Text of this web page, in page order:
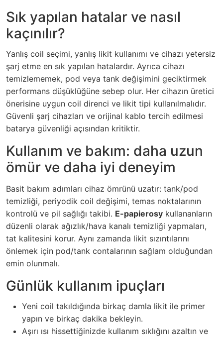
Sık yapılan hatalar ve nasıl
kaçınılır?
Yanlış coil seçimi, yanlış likit kullanımı ve cihazı yetersiz
şarj etme en sık yapılan hatalardır. Ayrıca cihazı
temizlememek, pod veya tank değişimini geciktirmek
performans düşüklüğüne sebep olur. Her cihazın üretici
önerisine uygun coil direnci ve likit tipi kullanılmalıdır.
Güvenli şarj cihazları ve orijinal kablo tercih edilmesi
batarya güvenliği açısından kritiktir.
Kullanım ve bakım: daha uzun
ömür ve daha iyi deneyim
Basit bakım adımları cihaz ömrünü uzatır: tank/pod
temizliği, periyodik coil değişimi, temas noktalarının
kontrolü ve pil sağlığı takibi. E-papierosy kullananların
düzenli olarak ağızlık/hava kanalı temizliği yapmaları,
tat kalitesini korur. Aynı zamanda likit sızıntılarını
önlemek için pod/tank contalarının sağlam olduğundan
emin olunmalı.
Günlük kullanım ipuçları
Yeni coil takıldığında birkaç damla likit ile primer
yapın ve birkaç dakika bekleyin.
Aşırı ısı hissettiğinizde kullanım sıklığını azaltın ve